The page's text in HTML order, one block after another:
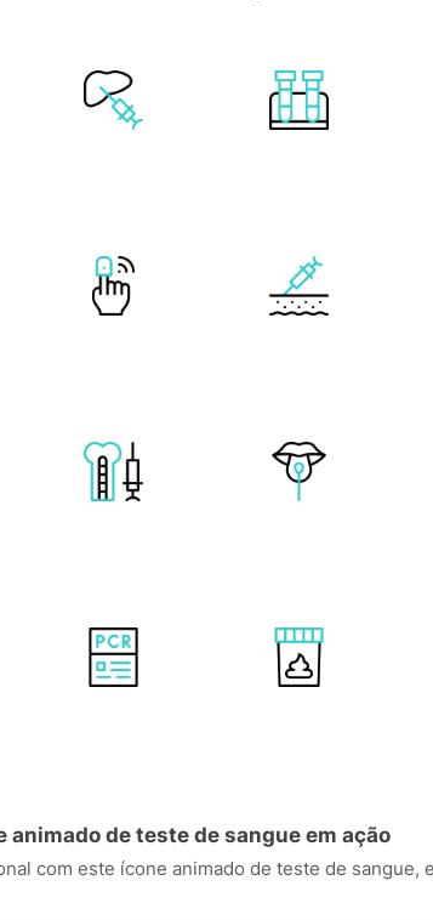
animado de teste de sangue em ação
com este ícone animado de teste de